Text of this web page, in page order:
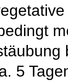
5